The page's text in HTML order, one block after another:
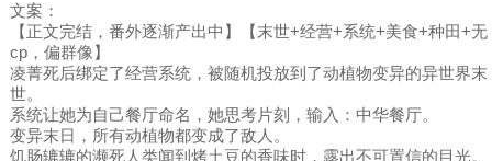
文案：
【正文完结，番外逐渐产出中】【末世+经营+系统+美食+种田+无
cp，偏群像】
凌菁死后绑定了经营系统，被随机投放到了动植物变异的异世界末
世。
系统让她为自己餐厅命名，她思考片刻，输入：中华餐厅。
变异末日，所有动植物都变成了敌人。
饥肠辘辘的濒死人类闻到烤土豆的香味时，露出不可置信的目光。